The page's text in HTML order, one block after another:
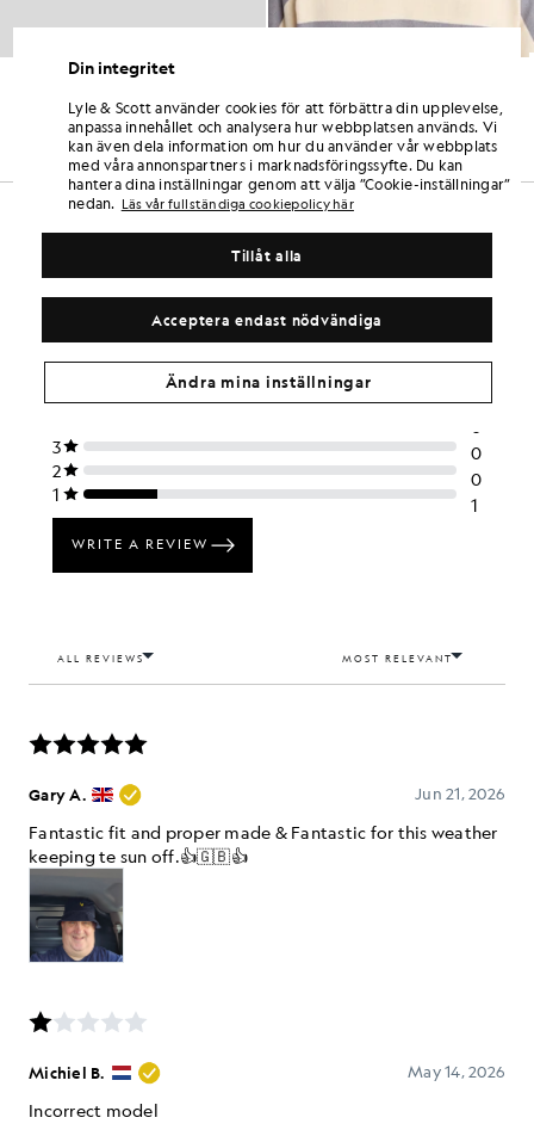
Baseballkeps
£45.00
Din integritet
Lyle & Scott använder cookies för att förbättra din upplevelse,
anpassa innehållet och analysera hur webbplatsen används. Vi
kan även dela information om hur du använder vår webbplats
med våra annonspartners i marknadsföringssyfte. Du kan
hantera dina inställningar genom att välja ”Cookie-inställningar”
nedan.
Läs vår fullständiga cookiepolicy här
Acceptera endast nödvändiga
Tillåt alla
Ändra mina inställningar